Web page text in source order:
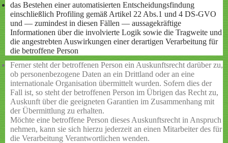
das Bestehen einer automatisierten Entscheidungsfindung
einschließlich Profiling gemäß Artikel 22 Abs.1 und 4 DS-GVO
und — zumindest in diesen Fällen — aussagekräftige
Informationen über die involvierte Logik sowie die Tragweite und
die angestrebten Auswirkungen einer derartigen Verarbeitung für
die betroffene Person
Ferner steht der betroffenen Person ein Auskunftsrecht darüber zu,
ob personenbezogene Daten an ein Drittland oder an eine
internationale Organisation übermittelt wurden. Sofern dies der
Fall ist, so steht der betroffenen Person im Übrigen das Recht zu,
Auskunft über die geeigneten Garantien im Zusammenhang mit
der Übermittlung zu erhalten.
Möchte eine betroffene Person dieses Auskunftsrecht in Anspruch
nehmen, kann sie sich hierzu jederzeit an einen Mitarbeiter des für
die Verarbeitung Verantwortlichen wenden.